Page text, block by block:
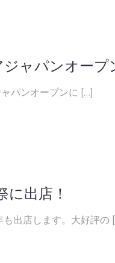
ャパンオープ
パンオープンに […]
に出店！
出店します。大好評の